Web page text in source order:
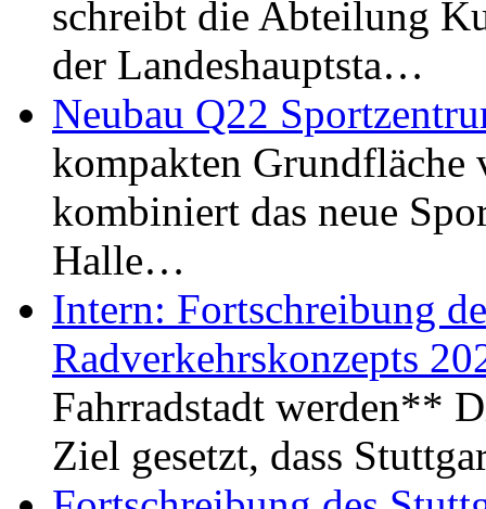
schreibt die Abteilung
der Landeshauptsta…
Neubau Q22
kompakten Grundfläche
kombiniert das neue
Halle…
Intern: Fortschreibung
Radverkehrskonzepts
Fahrradstadt werden**
Ziel gesetzt, dass